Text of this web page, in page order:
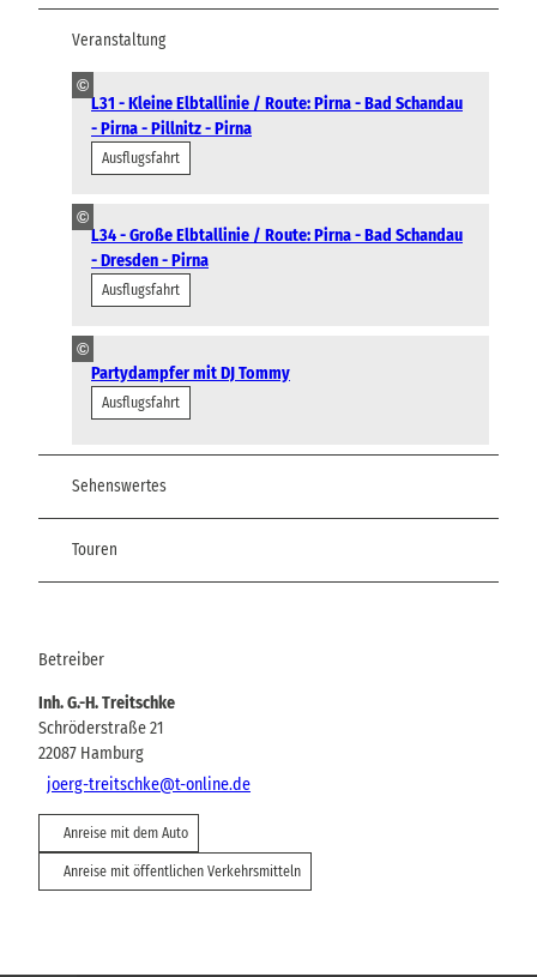
Veranstaltung
©
L31 - Kleine Elbtallinie / Route: Pirna - Bad Schandau
- Pirna - Pillnitz - Pirna
Ausflugsfahrt
©
L34 - Große Elbtallinie / Route: Pirna - Bad Schandau
- Dresden - Pirna
Ausflugsfahrt
©
Partydampfer mit DJ Tommy
Ausflugsfahrt
Sehenswertes
Touren
Betreiber
Inh. G.-H. Treitschke
Schröderstraße 21
22087 Hamburg
joerg-treitschke@t-online.de
Anreise mit dem Auto
Anreise mit öffentlichen Verkehrsmitteln